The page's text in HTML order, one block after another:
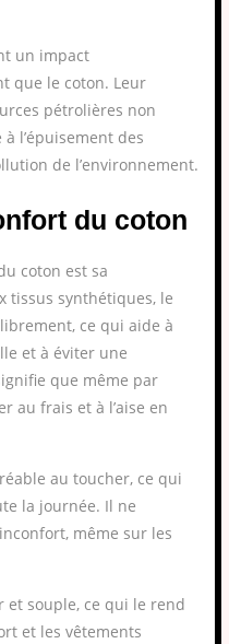
un impact
que le coton. Leur
pétrolières non
l’épuisement des
de l’environnement.
du coton
coton est sa
tissus synthétiques, le
ce qui aide à
et à éviter une
que même par
au frais et à l’aise en
au toucher, ce qui
la journée. Il ne
même sur les
et souple, ce qui le rend
et les vêtements